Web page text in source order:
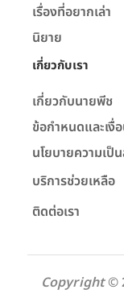
เรื่องที่อยากเล่า
นิยาย
เกี่ยวกับเรา
เกี่ยวกับนายพีช
ข้อกำหนดและเงื่
นโยบายความเป็
บริการช่วยเหลือ
ติดต่อเรา
Copyright©